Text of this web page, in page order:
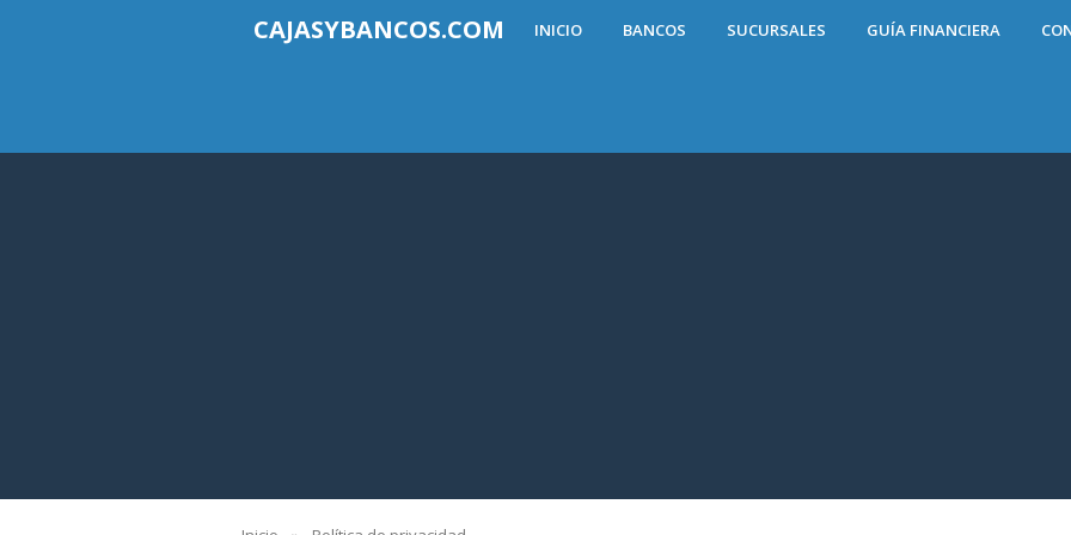
CAJASYBANCOS.COM INICIO BANCOS SUCURSALES GUÍA FINANCIERA